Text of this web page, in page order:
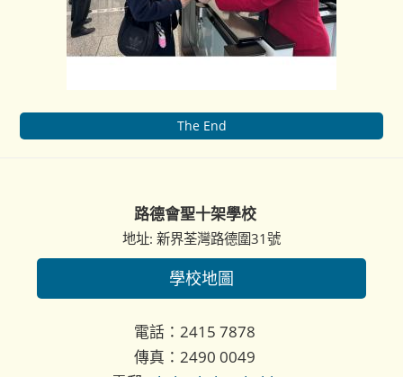
The End
路德會聖十架學校
地址: 新界荃灣路德圍31號
學校地圖
電話：2415 7878
傳真：2490 0049